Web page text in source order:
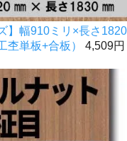
】幅910ミリ×長さ1820
杢単板+合板）
4,509円